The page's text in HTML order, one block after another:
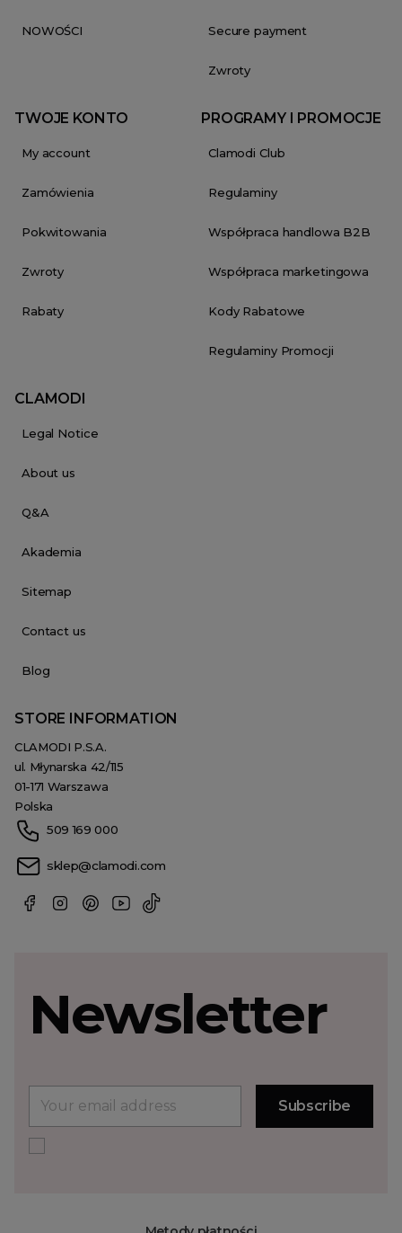
NOWOŚCI Secure payment
Zwroty
TWOJE KONTO
My account
Zamówienia
Pokwitowania
Zwroty
Rabaty
PROGRAMY I PROMOCJE
Clamodi Club
Regulaminy
Współpraca handlowa B2B
Współpraca marketingowa
Kody Rabatowe
Regulaminy Promocji
CLAMODI
Legal Notice
About us
Q&A
Akademia
Sitemap
Contact us
Blog
STORE INFORMATION
CLAMODI P.S.A.
ul. Młynarska 42/115
01-171 Warszawa
Polska
509 169 000
sklep@clamodi.com
Newsletter